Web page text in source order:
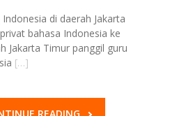
di daerah Jakarta
bahasa Indonesia ke
Jakarta Timur panggil guru
[…]